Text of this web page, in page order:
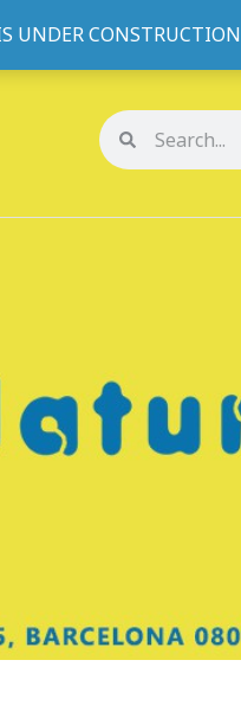
UNDER CONSTRUCTION
Mis pedidos